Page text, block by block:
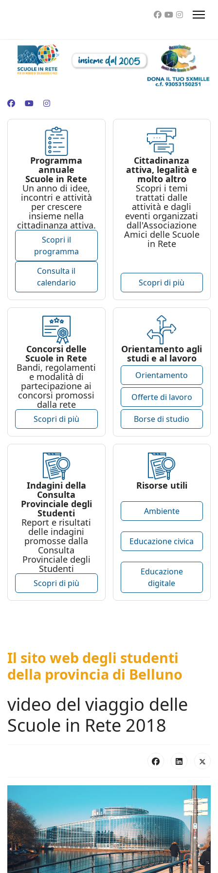
Programma
annuale
Scuole in Rete
Un anno di idee,
incontri e attività
per crescere
insieme nella
cittadinanza attiva.
Scopri il
programma
Consulta il
calendario
Cittadinanza
attiva, legalità e
molto altro
Scopri i temi
trattati dalle
attività e dagli
eventi organizzati
dall'Associazione
Amici delle Scuole
in Rete
Scopri di più
Concorsi delle
Scuole in Rete
Bandi, regolamenti
e modalità di
partecipazione ai
concorsi promossi
dalla rete
Scopri di più
Orientamento agli
studi e al lavoro
Orientamento
Offerte di lavoro
Borse di studio
Indagini della
Consulta
Provinciale degli
Studenti
Report e risultati
delle indagini
promosse dalla
Consulta
Provinciale degli
Studenti
Scopri di più
Risorse utili
Ambiente
Educazione civica
Educazione
digitale
Il sito web degli studenti
della provincia di Belluno
video del viaggio delle
Scuole in Rete 2018